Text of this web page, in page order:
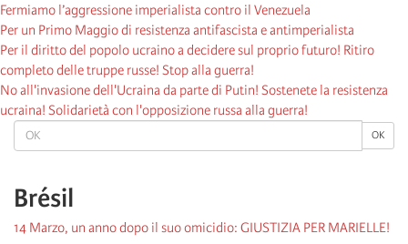
OK OK
Brésil
14 Marzo, un anno dopo il suo omicidio: GIUSTIZIA PER MARIELLE!
Fermiamo l’aggressione imperialista contro il Venezuela
Per un Primo Maggio di resistenza antifascista e antimperialista
Per il diritto del popolo ucraino a decidere sul proprio futuro! Ritiro
completo delle truppe russe! Stop alla guerra!
No all'invasione dell'Ucraina da parte di Putin! Sostenete la resistenza
ucraina! Solidarietà con l'opposizione russa alla guerra!